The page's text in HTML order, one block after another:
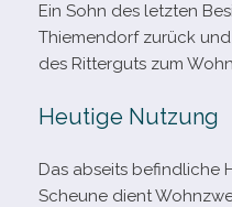
Ein Sohn des letz­ten
Thiemendorf zurück
des Ritterguts zum
Heutige Nutzung
Das abseits befind­li­che
Scheune dient